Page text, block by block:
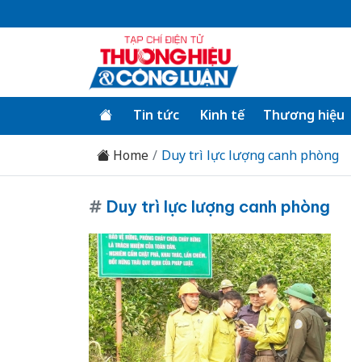
Tin tức Kinh tế Thương hiệu
Home Duy trì lực lượng canh phòng
# Duy trì lực lượng canh phòng